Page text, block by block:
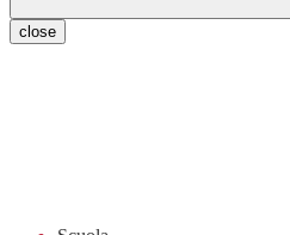
close